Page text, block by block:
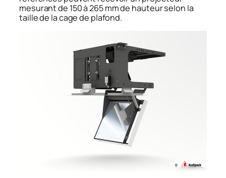
mesurant de 150 à 265 mm de hauteur selon la
taille de la cage de plafond.